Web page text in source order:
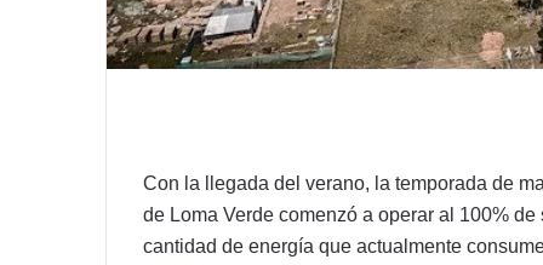
Con la llegada del verano, la temporada de
de Loma Verde comenzó a operar al 100%
cantidad de energía que actualmente